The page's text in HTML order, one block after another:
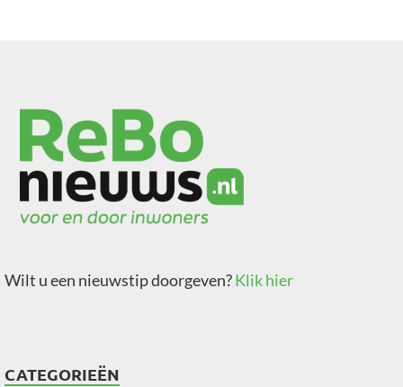
Wilt u een nieuwstip doorgeven?Klik hier
CATEGORIEËN